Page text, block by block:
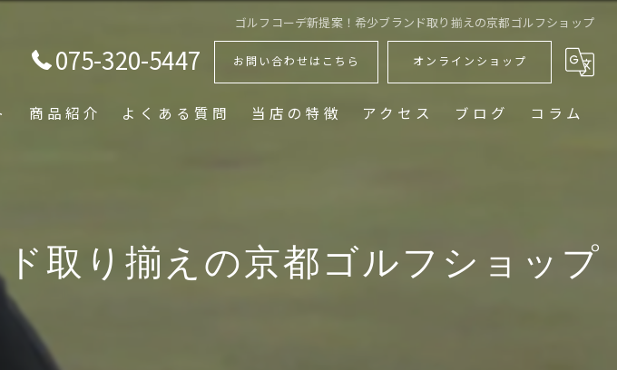
ゴルフコーデ新提案！希少ブランド取り揃えの京都ゴルフショップ
075-320-5447 お問い合わせはこちら オンラインショップ
商品紹介 よくある質問 当店の特徴
メンズ
アクセス ブログ コラム
取り揃えの京都ゴルフショップ